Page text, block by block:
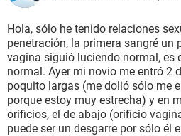
BIENESTAR
SEXUALIDAD
GLOSARIO
Hola, sólo he tenido relaciones
penetración, la primera sangré un
vagina siguió luciendo normal, es
normal. Ayer mi novio me entró 2
poquito largas (me dolió sólo me
porque estoy muy estrecha) y en
orificios, el de abajo (orificio
puede ser un desgarre por sólo él